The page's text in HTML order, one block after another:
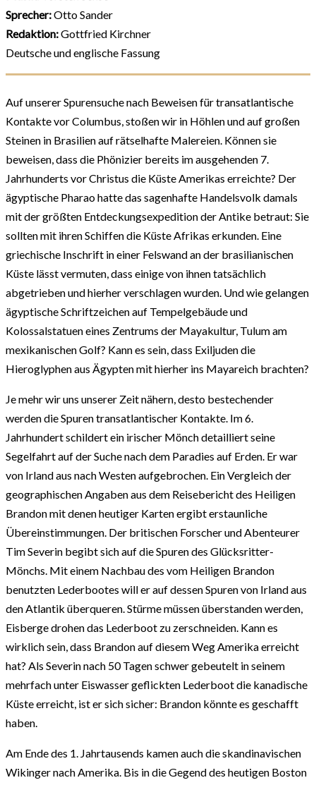
Sprecher:Otto Sander
Redaktion:Gottfried Kirchner
Deutsche und englische Fassung
Auf unserer Spurensuche nach Beweisen für transatlantische
Kontakte vor Columbus, stoßen wir in Höhlen und auf großen
Steinen in Brasilien auf rätselhafte Malereien. Können sie
beweisen, dass die Phönizier bereits im ausgehenden 7.
Jahrhunderts vor Christus die Küste Amerikas erreichte? Der
ägyptische Pharao hatte das sagenhafte Handelsvolk damals
mit der größten Entdeckungsexpedition der Antike betraut: Sie
sollten mit ihren Schiffen die Küste Afrikas erkunden. Eine
griechische Inschrift in einer Felswand an der brasilianischen
Küste lässt vermuten, dass einige von ihnen tatsächlich
abgetrieben und hierher verschlagen wurden. Und wie gelangen
ägyptische Schriftzeichen auf Tempelgebäude und
Kolossalstatuen eines Zentrums der Mayakultur, Tulum am
mexikanischen Golf? Kann es sein, dass Exiljuden die
Hieroglyphen aus Ägypten mit hierher ins Mayareich brachten?
Je mehr wir uns unserer Zeit nähern, desto bestechender
werden die Spuren transatlantischer Kontakte. Im 6.
Jahrhundert schildert ein irischer Mönch detailliert seine
Segelfahrt auf der Suche nach dem Paradies auf Erden. Er war
von Irland aus nach Westen aufgebrochen. Ein Vergleich der
geographischen Angaben aus dem Reisebericht des Heiligen
Brandon mit denen heutiger Karten ergibt erstaunliche
Übereinstimmungen. Der britischen Forscher und Abenteurer
Tim Severin begibt sich auf die Spuren des Glücksritter-
Mönchs. Mit einem Nachbau des vom Heiligen Brandon
benutzten Lederbootes will er auf dessen Spuren von Irland aus
den Atlantik überqueren. Stürme müssen überstanden werden,
Eisberge drohen das Lederboot zu zerschneiden. Kann es
wirklich sein, dass Brandon auf diesem Weg Amerika erreicht
hat? Als Severin nach 50 Tagen schwer gebeutelt in seinem
mehrfach unter Eiswasser geflickten Lederboot die kanadische
Küste erreicht, ist er sich sicher: Brandon könnte es geschafft
haben.
Am Ende des 1. Jahrtausends kamen auch die skandinavischen
Wikinger nach Amerika. Bis in die Gegend des heutigen Boston